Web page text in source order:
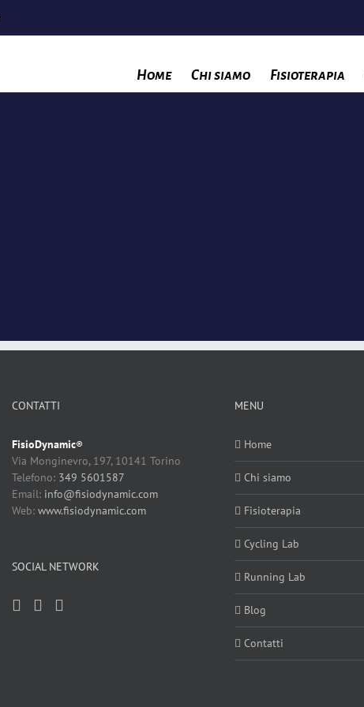
Home Chi siamo Fisioterapia
CONTATTI
FisioDynamic®
Via Monginevro, 197, 10141 Torino
Telefono: 349 5601587
Email: info@fisiodynamic.com
Web: www.fisiodynamic.com
SOCIAL NETWORK
MENU
Home
Chi siamo
Fisioterapia
Cycling Lab
Running Lab
Blog
Contatti